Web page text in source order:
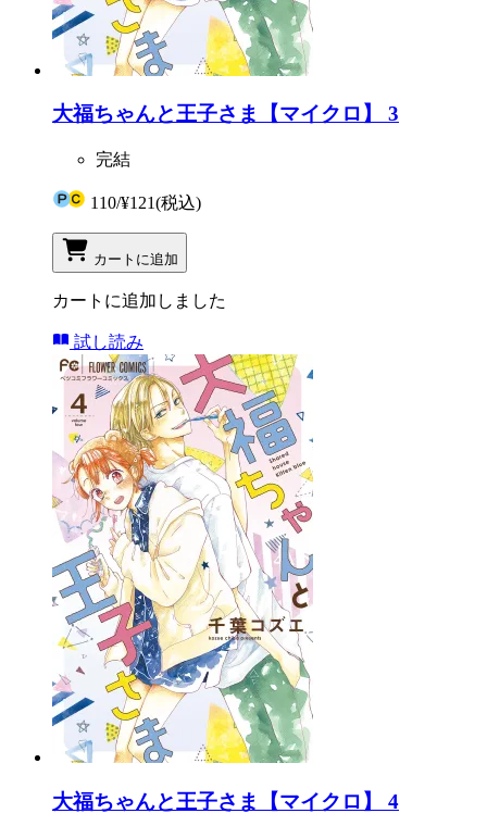
大福ちゃんと王子さま【マイクロ】 3
完結
110/¥121(税込)
カートに追加
カートに追加しました
試し読み
大福ちゃんと王子さま【マイクロ】 4